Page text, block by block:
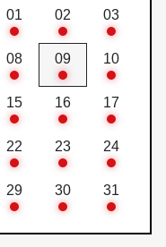
01 02 03
08 09 10
15 16 17
22 23 24
29 30 31